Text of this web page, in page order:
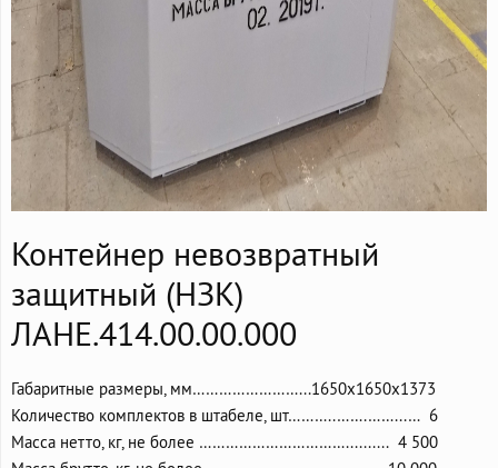
Контейнер невозвратный
защитный (НЗК)
ЛАНЕ.414.00.00.000
Габаритные размеры, мм……………………...1650х1650х1373
Количество комплектов в штабеле, шт………..…….……...… 6
Масса нетто, кг, не более …………………………….......... 4 500